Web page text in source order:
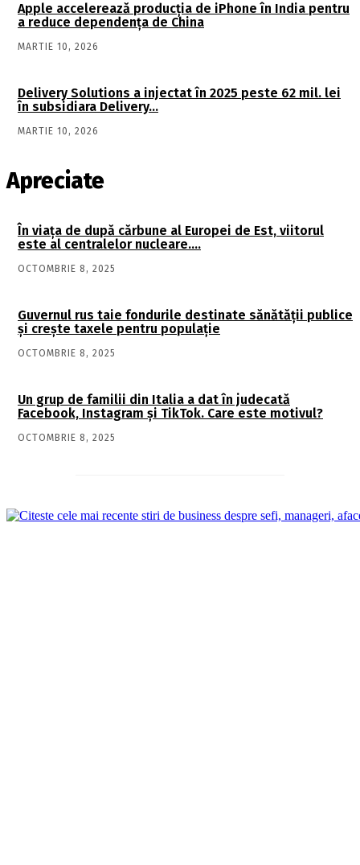
Apple accelerează producția de iPhone în India pentru
a reduce dependența de China
MARTIE 10, 2026
Delivery Solutions a injectat în 2025 peste 62 mil. lei
în subsidiara Delivery…
MARTIE 10, 2026
Apreciate
În viaţa de după cărbune al Europei de Est, viitorul
este al centralelor nucleare….
OCTOMBRIE 8, 2025
Guvernul rus taie fondurile destinate sănătății publice
și crește taxele pentru populație
OCTOMBRIE 8, 2025
Un grup de familii din Italia a dat în judecată
Facebook, Instagram și TikTok. Care este motivul?
OCTOMBRIE 8, 2025